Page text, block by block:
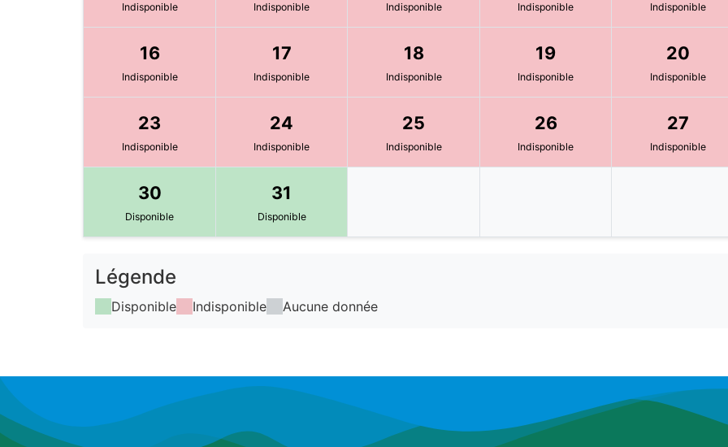
Indisponible Indisponible Indisponible Indisponible Indisponible
16
Indisponible
17
Indisponible
18
Indisponible
19
Indisponible
20
Indisponible
23
Indisponible
24
Indisponible
25
Indisponible
26
Indisponible
27
Indisponible
30
Disponible
31
Disponible
Légende
Disponible Indisponible Aucune donnée